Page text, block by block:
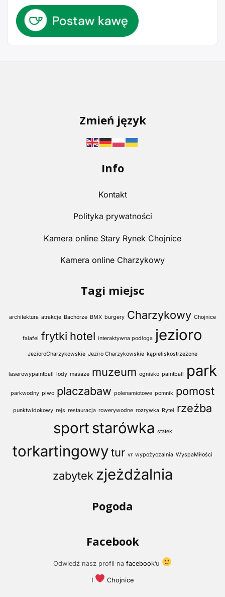
Zmień język
Info
Kontakt
Polityka prywatności
Kamera online Stary Rynek Chojnice
Kamera online Charzykowy
Tagi miejsc
architektura atrakcje Bachorze BMX burgery Charzykowy Chojnice
falafel frytki hotel interaktywna podłoga jezioro
JezioroCharzykowskie Jeziro Charzykowskie kąpieliskostrzeżone
laserowypaintball lody masaże muzeum ognisko paintball park
parkwodny piwo placzabaw polenamiotowe pomnik pomost
punktwidokowy rejs restauracja rowerywodne rozrywka Rytel rzeźba
sport starówka statek
torkartingowytur vr wypożyczalnia WyspaMiłości
zabytek zjeżdżalnia
Pogoda
Facebook
Odwiedź nasz profil nafacebook’u
I Chojnice